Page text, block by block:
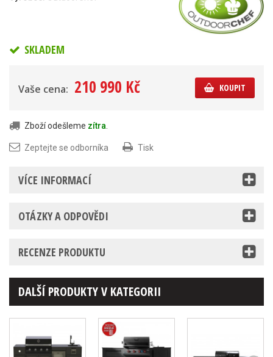
SKLADEM
Vaše cena: 210 990 Kč KOUPIT
Zboží odešleme zítra.
Zeptejte se odborníka Tisk
VÍCE INFORMACÍ
OTÁZKY A ODPOVĚDI
RECENZE PRODUKTU
DALŠÍ PRODUKTY V KATEGORII